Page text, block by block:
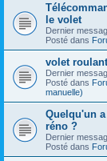
le volet
Dernier
Posté dans
volet
Dernier
Posté dans
manuelle)
Quelqu'un
réno ?
Dernier
Posté dans